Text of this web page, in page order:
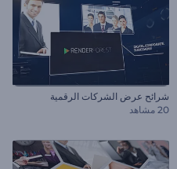
شرائح عرض الشركات الرقمية
20 مشاهد